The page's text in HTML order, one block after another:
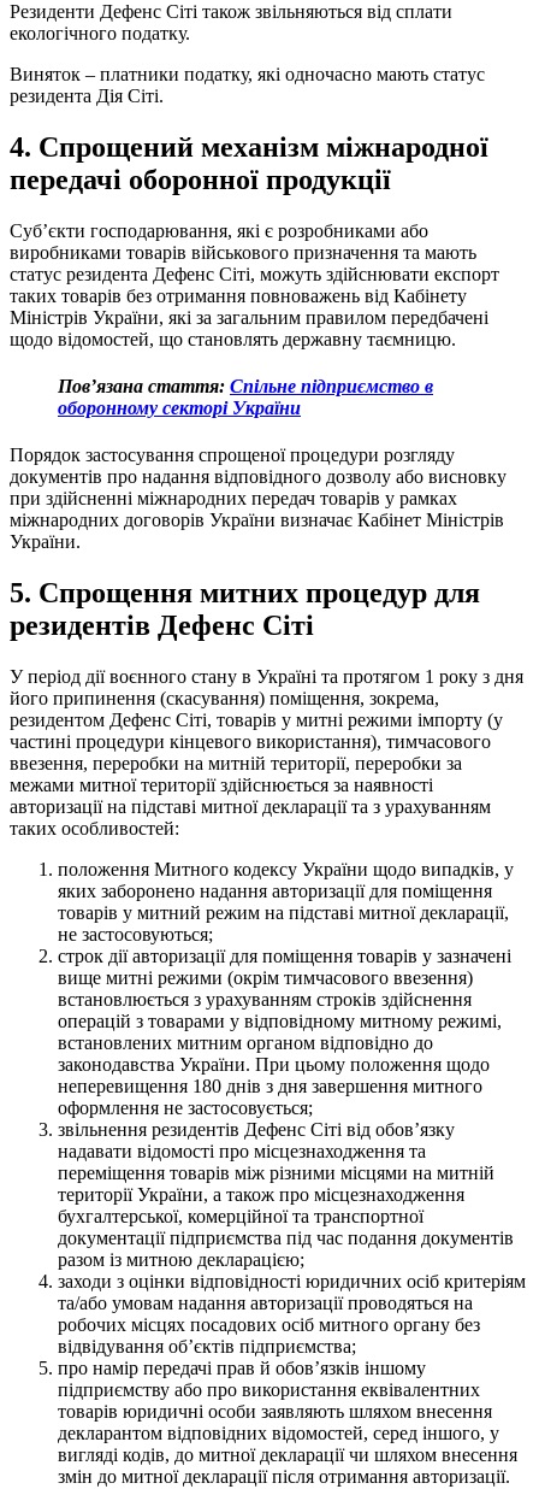
Резиденти Дефенс Сіті також звільняються від сплати
екологічного податку.
Виняток – платники податку, які одночасно мають статус
резидента Дія Сіті.
4. Спрощений механізм міжнародної
передачі оборонної продукції
Суб’єкти господарювання, які є розробниками або
виробниками товарів військового призначення та мають
статус резидента Дефенс Сіті, можуть здійснювати експорт
таких товарів без отримання повноважень від Кабінету
Міністрів України, які за загальним правилом передбачені
щодо відомостей, що становлять державну таємницю.
Пов’язана стаття: Спільне підприємство в
оборонному секторі України
Порядок застосування спрощеної процедури розгляду
документів про надання відповідного дозволу або висновку
при здійсненні міжнародних передач товарів у рамках
міжнародних договорів України визначає Кабінет Міністрів
України.
5. Спрощення митних процедур для
резидентів Дефенс Сіті
У період дії воєнного стану в Україні та протягом 1 року з дня
його припинення (скасування) поміщення, зокрема,
резидентом Дефенс Сіті, товарів у митні режими імпорту (у
частині процедури кінцевого використання), тимчасового
ввезення, переробки на митній території, переробки за
межами митної території здійснюється за наявності
авторизації на підставі митної декларації та з урахуванням
таких особливостей:
положення Митного кодексу України щодо випадків, у
яких заборонено надання авторизації для поміщення
товарів у митний режим на підставі митної декларації,
не застосовуються;
строк дії авторизації для поміщення товарів у зазначені
вище митні режими (окрім тимчасового ввезення)
встановлюється з урахуванням строків здійснення
операцій з товарами у відповідному митному режимі,
встановлених митним органом відповідно до
законодавства України. При цьому положення щодо
неперевищення 180 днів з дня завершення митного
оформлення не застосовується;
звільнення резидентів Дефенс Сіті від обов’язку
надавати відомості про місцезнаходження та
переміщення товарів між різними місцями на митній
території України, а також про місцезнаходження
бухгалтерської, комерційної та транспортної
документації підприємства під час подання документів
разом із митною декларацією;
заходи з оцінки відповідності юридичних осіб критеріям
та/або умовам надання авторизації проводяться на
робочих місцях посадових осіб митного органу без
відвідування об’єктів підприємства;
про намір передачі прав й обов’язків іншому
підприємству або про використання еквівалентних
товарів юридичні особи заявляють шляхом внесення
декларантом відповідних відомостей, серед іншого, у
вигляді кодів, до митної декларації чи шляхом внесення
змін до митної декларації після отримання авторизації.